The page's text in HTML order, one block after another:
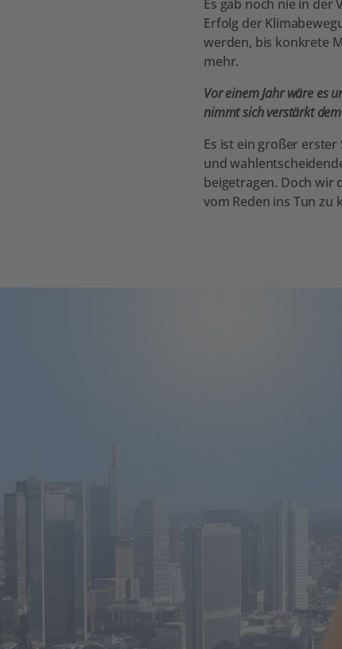
Es gab noch nie in der
Erfolg der
werden, bis konkrete
mehr.
Vor einem Jahr wäre es
nimmt sich verstärkt
Es ist ein großer
und
beigetragen. Doch wir
vom Reden ins Tun zu